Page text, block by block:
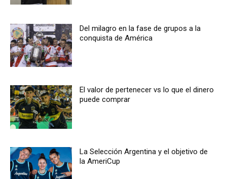
Del milagro en la fase de grupos a la
conquista de América
El valor de pertenecer vs lo que el dinero
puede comprar
La Selección Argentina y el objetivo de
la AmeriCup